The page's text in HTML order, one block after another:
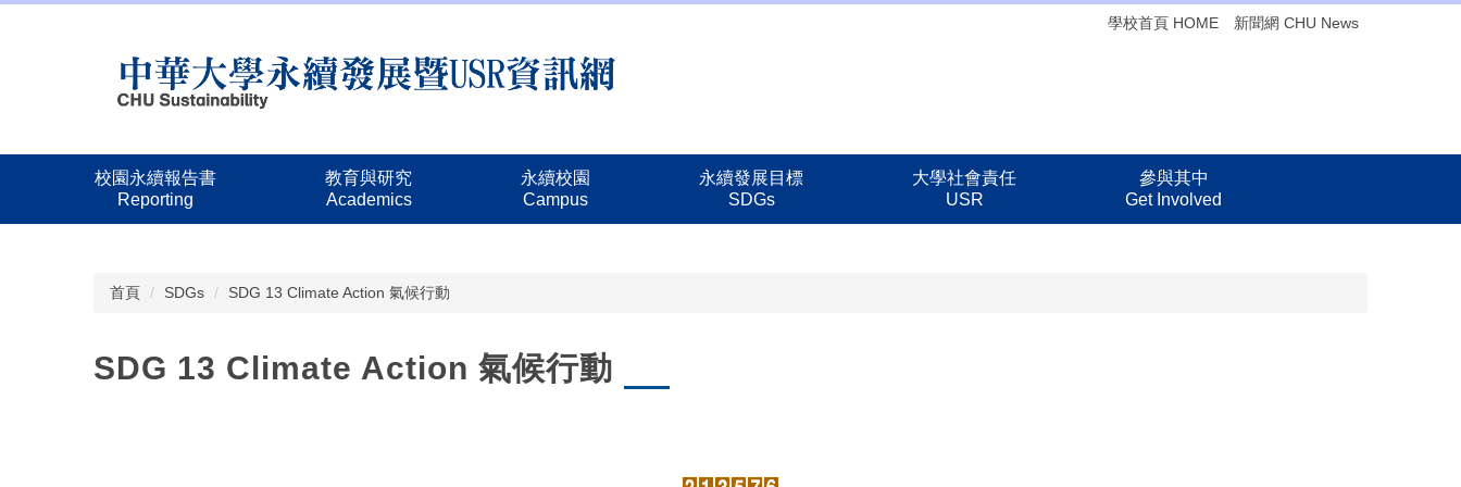
區
學校首頁 HOME 新聞網 CHU News
校園永續報告書
Reporting
教育與研究
Academics
永續校園
Campus
永續發展目標
SDGs
大學社會責任
USR
參與其中
Get Involved
首頁 SDGs SDG 13 Climate Action 氣候行動
SDG 13 Climate Action 氣候行動